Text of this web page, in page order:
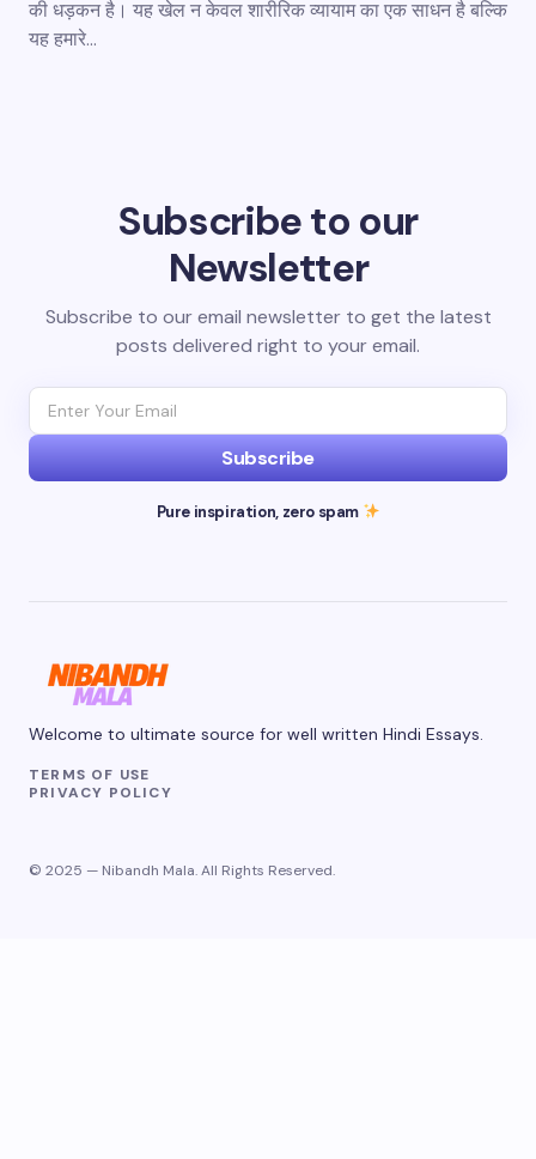
की धड़कन है। यह खेल न केवल शारीरिक व्यायाम का एक साधन है बल्कि
यह हमारे…
Subscribe to our
Newsletter
Subscribe to our email newsletter to get the latest
posts delivered right to your email.
Subscribe
Pure inspiration, zero spam
Welcome to ultimate source for well written Hindi Essays.
TERMS OF USE
PRIVACY POLICY
© 2025 — Nibandh Mala. All Rights Reserved.